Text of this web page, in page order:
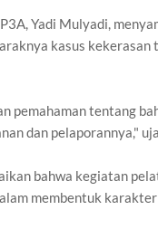
Yadi Mulyadi,
kasus kekerasan
pemahaman tentang
dan pelaporannya,"
bahwa kegiatan
membentuk